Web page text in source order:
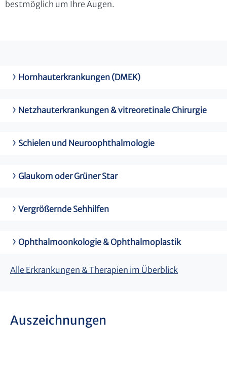
bestmöglich um Ihre Augen.
Hornhauterkrankungen (DMEK)
Netzhauterkrankungen & vitreoretinale Chirurgie
Schielen und Neuroophthalmologie
Glaukom oder Grüner Star
Vergrößernde Sehhilfen
Ophthalmoonkologie & Ophthalmoplastik
Alle Erkrankungen & Therapien im Überblick
Auszeichnungen